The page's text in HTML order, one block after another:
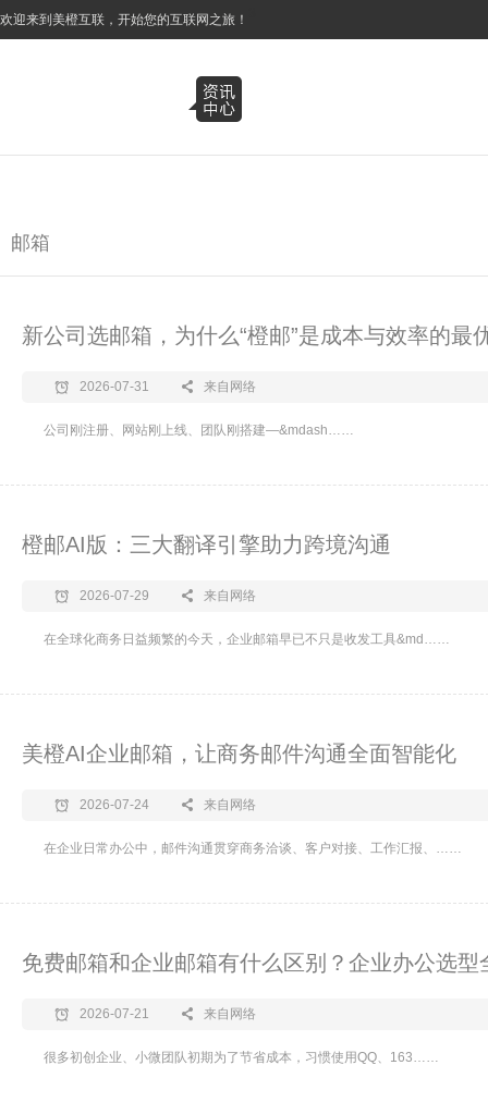
欢迎来到美橙互联，开始您的互联网之旅！
邮箱
新公司选邮箱，为什么“橙邮”是成本与效率的最
2026-07-31 来自网络
公司刚注册、网站刚上线、团队刚搭建—&mdash……
橙邮AI版：三大翻译引擎助力跨境沟通
2026-07-29 来自网络
在全球化商务日益频繁的今天，企业邮箱早已不只是收发工具&md……
美橙AI企业邮箱，让商务邮件沟通全面智能化
2026-07-24 来自网络
在企业日常办公中，邮件沟通贯穿商务洽谈、客户对接、工作汇报、……
免费邮箱和企业邮箱有什么区别？企业办公选型
2026-07-21 来自网络
很多初创企业、小微团队初期为了节省成本，习惯使用QQ、163……